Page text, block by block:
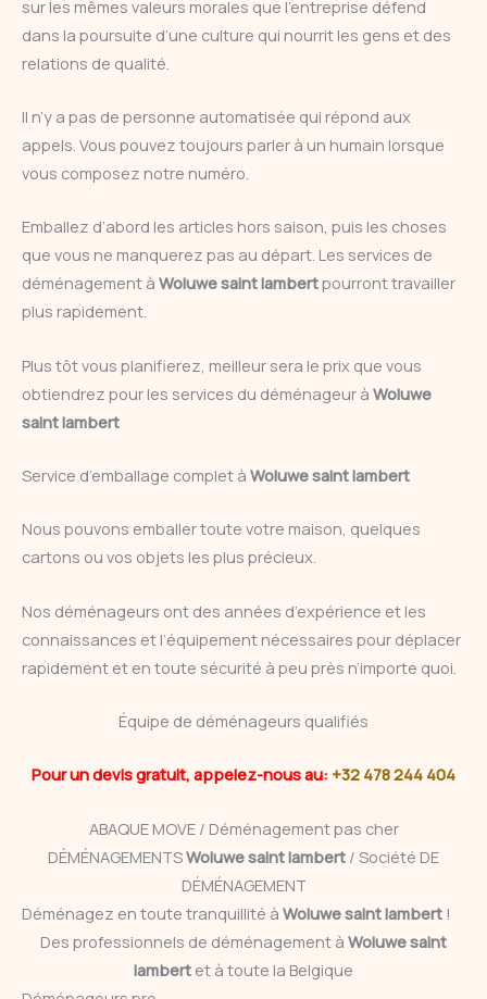
sur les mêmes valeurs morales que l’entreprise défend
dans la poursuite d’une culture qui nourrit les gens et des
relations de qualité.
Il n’y a pas de personne automatisée qui répond aux
appels. Vous pouvez toujours parler à un humain lorsque
vous composez notre numéro.
Emballez d’abord les articles hors saison, puis les choses
que vous ne manquerez pas au départ. Les services de
déménagement à Woluwe saint lambertpourront travailler
plus rapidement.
Plus tôt vous planifierez, meilleur sera le prix que vous
obtiendrez pour les services du déménageur à Woluwe
saint lambert
Service d’emballage complet à Woluwe saint lambert
Nous pouvons emballer toute votre maison, quelques
cartons ou vos objets les plus précieux.
Nos déménageurs ont des années d’expérience et les
connaissances et l’équipement nécessaires pour déplacer
rapidement et en toute sécurité à peu près n’importe quoi.
Équipe de déménageurs qualifiés
Pour un devis gratuit, appelez-nous au: +32 478 244 404
ABAQUE MOVE / Déménagement pas cher
DÉMÉNAGEMENTSWoluwe saint lambert / Société DE
DÉMÉNAGEMENT
Déménagez en toute tranquillité à Woluwe saint lambert !
Des professionnels de déménagement à Woluwe saint
lambert et à toute la Belgique